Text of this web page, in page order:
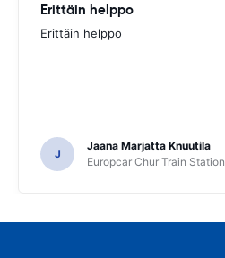
Erittäin helppo
Erittäin helppo
J
Jaana Marjatta Knuutila
Europcar Chur Train Station